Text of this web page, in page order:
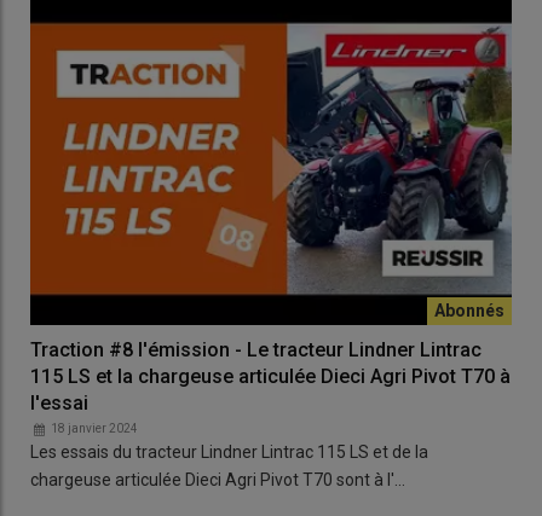
Traction #8 l'émission - Le tracteur Lindner Lintrac
115 LS et la chargeuse articulée Dieci Agri Pivot T70 à
l'essai
18 janvier 2024
Les essais du tracteur Lindner Lintrac 115 LS et de la
chargeuse articulée Dieci Agri Pivot T70 sont à l'…